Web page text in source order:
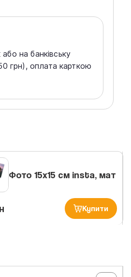
на банківську
грн), оплата карткою
Фото 15х15 см insta, мат
Купити